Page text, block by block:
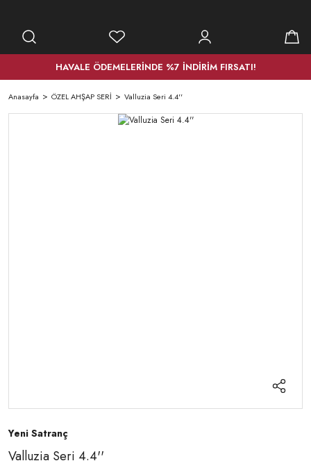
HAVALE ÖDEMELERİNDE %7 İNDİRİM FIRSATI!
Anasayfa ÖZEL AHŞAP SERİ Valluzia Seri 4.4''
Yeni Satranç
Valluzia Seri 4.4''